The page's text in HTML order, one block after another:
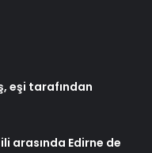
eşi tarafından
arasında Edirne de